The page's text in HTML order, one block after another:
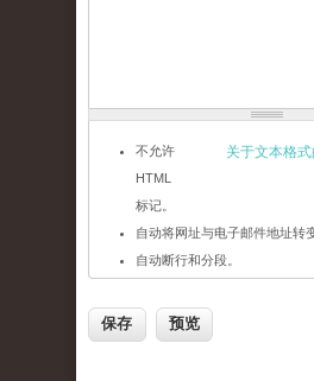
关于文本格
不允许
HTML
标记。
自动将网址与电子邮件地址转
自动断行和分段。